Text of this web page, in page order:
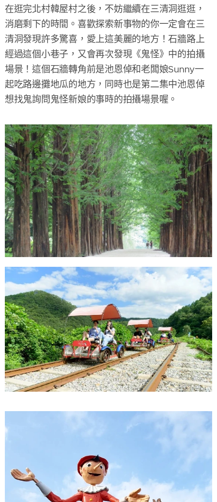
在逛完北村韓屋村之後，不妨繼續在三清洞逛逛，
消磨剩下的時間。喜歡探索新事物的你一定會在三
清洞發現許多驚喜，愛上這美麗的地方！石牆路上
經過這個小巷子，又會再次發現《鬼怪》中的拍攝
場景！這個石牆轉角前是池恩倬和老闆娘Sunny一
起吃路邊攤地瓜的地方，同時也是第二集中池恩倬
想找鬼詢問鬼怪新娘的事時的拍攝場景喔。